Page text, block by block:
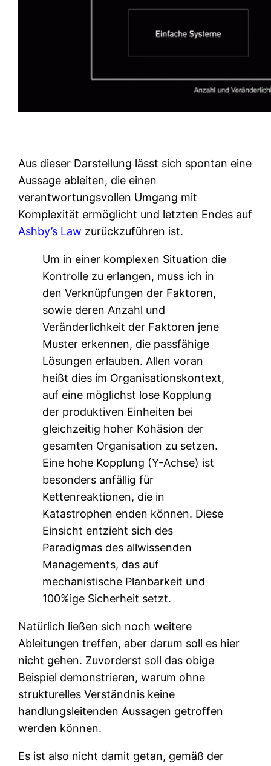
Aus dieser Darstellung lässt sich spontan eine
Aussage ableiten, die einen
verantwortungsvollen Umgang mit
Komplexität ermöglicht und letzten Endes auf
Ashby’s Law zurückzuführen ist.
Um in einer komplexen Situation die
Kontrolle zu erlangen, muss ich in
den Verknüpfungen der Faktoren,
sowie deren Anzahl und
Veränderlichkeit der Faktoren jene
Muster erkennen, die passfähige
Lösungen erlauben. Allen voran
heißt dies im Organisationskontext,
auf eine möglichst lose Kopplung
der produktiven Einheiten bei
gleichzeitig hoher Kohäsion der
gesamten Organisation zu setzen.
Eine hohe Kopplung (Y-Achse) ist
besonders anfällig für
Kettenreaktionen, die in
Katastrophen enden können. Diese
Einsicht entzieht sich des
Paradigmas des allwissenden
Managements, das auf
mechanistische Planbarkeit und
100%ige Sicherheit setzt.
Natürlich ließen sich noch weitere
Ableitungen treffen, aber darum soll es hier
nicht gehen. Zuvorderst soll das obige
Beispiel demonstrieren, warum ohne
strukturelles Verständnis keine
handlungsleitenden Aussagen getroffen
werden können.
Es ist also nicht damit getan, gemäß der